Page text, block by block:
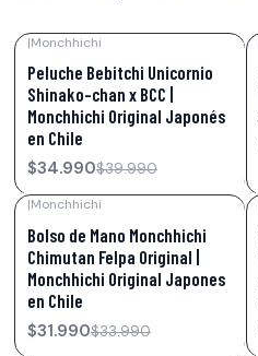
|Monchhichi
Peluche Bebitchi Unicornio
Shinako-chan x BCC |
Monchhichi Original Japonés
en Chile
$34.990$39.990
|Monchhichi
Bolso de Mano Monchhichi
Chimutan Felpa Original |
Monchhichi Original Japones
en Chile
$31.990$33.990